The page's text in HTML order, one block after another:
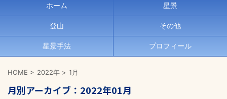
ホーム 星景
登山 その他
星景手法 プロフィール
HOME > 2022年 > 1月
月別アーカイブ：2022年01月